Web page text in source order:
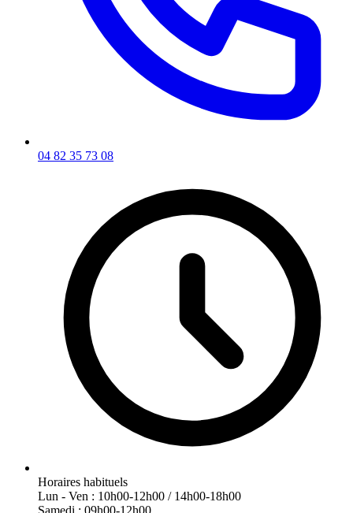
04 82 35 73 08
Horaires habituels
Lun - Ven : 10h00-12h00 / 14h00-18h00
Samedi : 09h00-12h00